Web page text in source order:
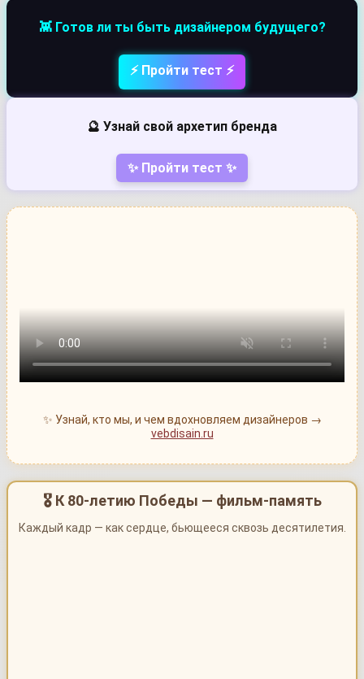
👾 Готов ли ты быть дизайнером будущего?
⚡ Пройти тест ⚡
🔮 Узнай свой архетип бренда
✨ Пройти тест ✨
✨ Узнай, кто мы, и чем вдохновляем дизайнеров →
vebdisain.ru
🎖 К 80-летию Победы — фильм-память
Каждый кадр — как сердце, бьющееся сквозь десятилетия.